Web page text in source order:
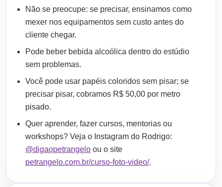
Não se preocupe: se precisar, ensinamos como
mexer nos equipamentos sem custo antes do
cliente chegar.
Pode beber bebida alcoólica dentro do estúdio
sem problemas.
Você pode usar papéis coloridos sem pisar; se
precisar pisar, cobramos R$ 50,00 por metro
pisado.
Quer aprender, fazer cursos, mentorias ou
workshops? Veja o Instagram do Rodrigo:
@digaopetrangelo ou o site
petrangelo.com.br/curso-foto-video/.